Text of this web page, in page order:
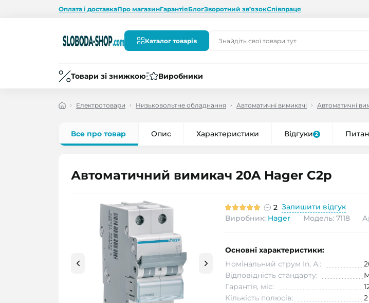
Оплата і доставкаПро магазинГарантіяБлогЗворотний зв’язокСпівпраця
Каталог товарів
Товари зі знижкою Виробники
Електротовари Низьковольтне обладнання Автоматичні вимикачі Автоматичні
Все про товар Опис Характеристики Відгуки 2
Автоматичний вимикач 20A Hager C2р
2 Залишити відгук
Виробник: Hager Модель: 7118
Основні характеристики:
Номінальний струм In, А::
Відповідність стандарту:
Гарантія, міс:
Кількість полюсів:
2